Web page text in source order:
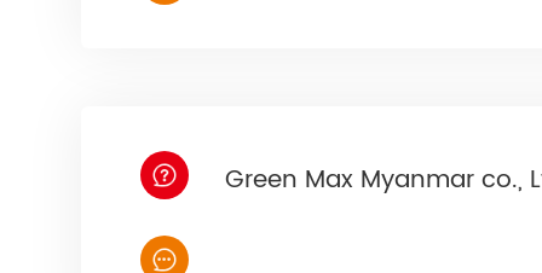
Green Max Myanmar co.,